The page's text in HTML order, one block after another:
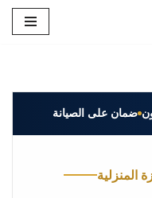
ضمان على الصيانة
المنزلية